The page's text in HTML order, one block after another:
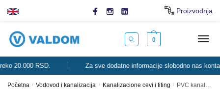
Proizvodnja
0
20.000 RSD. Za sve dodatne informacije slobodno nas
Početna / Vodovod i kanalizacija / Kanalizacione cevi i fiting / PVC kanalizacione cevi